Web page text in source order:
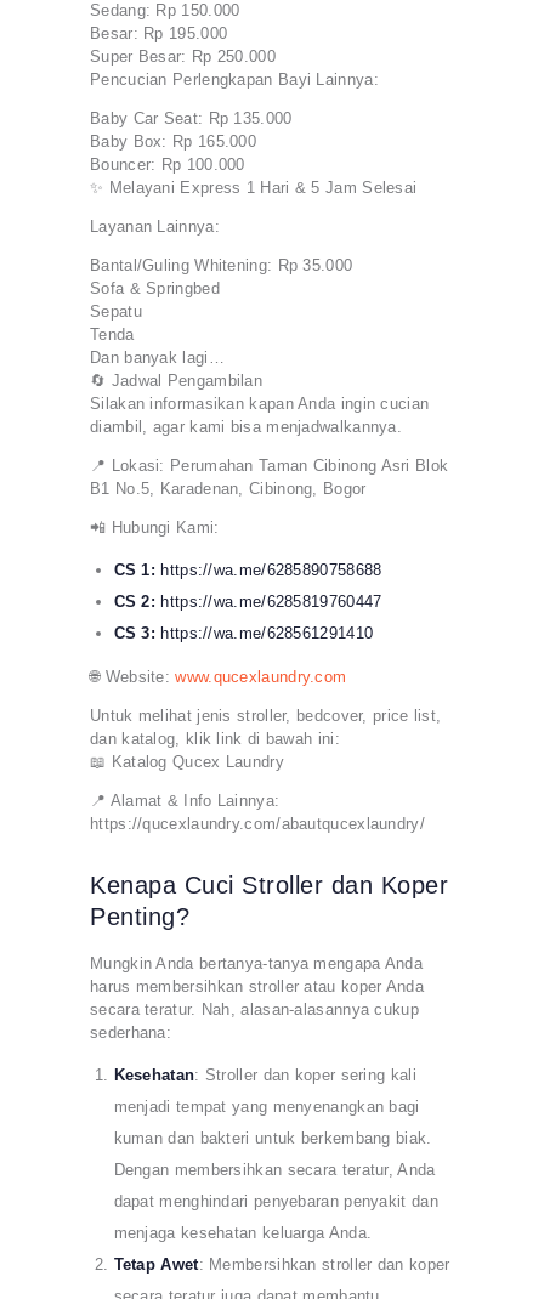
Sedang: Rp 150.000
Besar: Rp 195.000
Super Besar: Rp 250.000
Pencucian Perlengkapan Bayi Lainnya:
Baby Car Seat: Rp 135.000
Baby Box: Rp 165.000
Bouncer: Rp 100.000
✨ Melayani Express 1 Hari & 5 Jam Selesai
Layanan Lainnya:
Bantal/Guling Whitening: Rp 35.000
Sofa & Springbed
Sepatu
Tenda
Dan banyak lagi…
🔄 Jadwal Pengambilan
Silakan informasikan kapan Anda ingin cucian
diambil, agar kami bisa menjadwalkannya.
📍 Lokasi: Perumahan Taman Cibinong Asri Blok
B1 No.5, Karadenan, Cibinong, Bogor
📲 Hubungi Kami:
CS 1: https://wa.me/6285890758688
CS 2: https://wa.me/6285819760447
CS 3: https://wa.me/628561291410
🌐 Website:www.qucexlaundry.com
Untuk melihat jenis stroller, bedcover, price list,
dan katalog, klik link di bawah ini:
📖 Katalog Qucex Laundry
📍 Alamat & Info Lainnya:
https://qucexlaundry.com/abautqucexlaundry/
Kenapa Cuci Stroller dan Koper
Penting?
Mungkin Anda bertanya-tanya mengapa Anda
harus membersihkan stroller atau koper Anda
secara teratur. Nah, alasan-alasannya cukup
sederhana:
Kesehatan: Stroller dan koper sering kali
menjadi tempat yang menyenangkan bagi
kuman dan bakteri untuk berkembang biak.
Dengan membersihkan secara teratur, Anda
dapat menghindari penyebaran penyakit dan
menjaga kesehatan keluarga Anda.
Tetap Awet: Membersihkan stroller dan koper